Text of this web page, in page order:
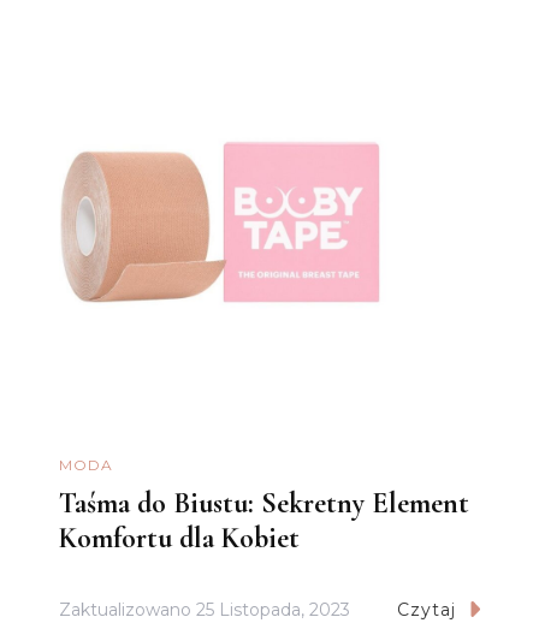
MODA
Taśma do Biustu: Sekretny Element
Komfortu dla Kobiet
Zaktualizowano 25 Listopada, 2023 Czytaj